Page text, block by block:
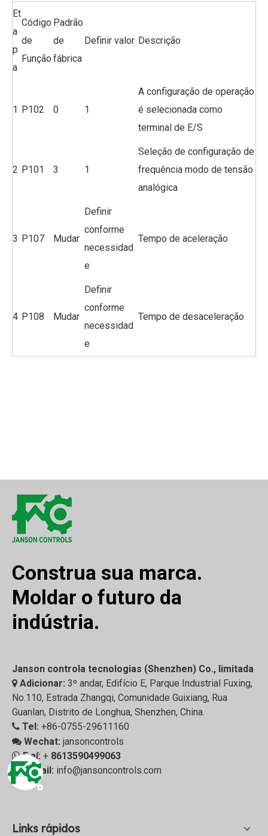
Et
a
p
a
Código
de
Função
Padrão
de
fábrica
Definir valor Descrição
1 P102 0 1
A configuração de operação
é selecionada como
terminal de E/S
2 P101 3 1
Seleção de configuração de
frequência modo de tensão
analógica
3 P107 Mudar
Definir
conforme
necessidad
e
Tempo de aceleração
4 P108 Mudar
Definir
conforme
necessidad
e
Tempo de desaceleração
Construa sua marca.
Moldar o futuro da
indústria.
Janson controla tecnologias (Shenzhen) Co., limitada
 Adicionar: 3º andar, Edifício E, Parque Industrial Fuxing,
No.110, Estrada Zhangqi, Comunidade Guixiang, Rua
Guanlan, Distrito de Longhua, Shenzhen, China.
 Tel: +86-0755-29611160
 Wechat: jansoncontrols
E aí: + 8613590499063
E-mail: info@jansoncontrols.com
Links rápidos